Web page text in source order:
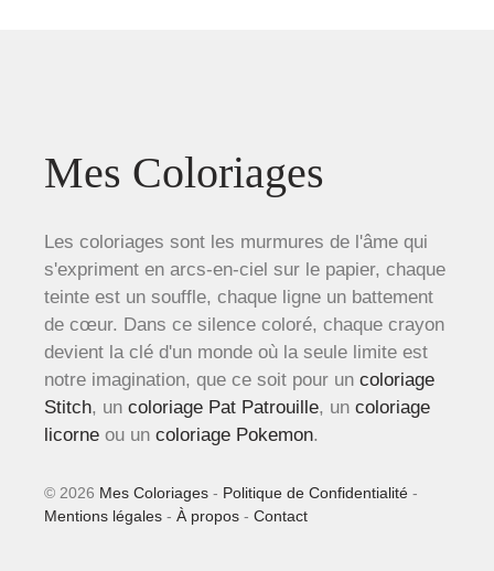
Mes Coloriages
Les coloriages sont les murmures de l'âme qui
s'expriment en arcs-en-ciel sur le papier, chaque
teinte est un souffle, chaque ligne un battement
de cœur. Dans ce silence coloré, chaque crayon
devient la clé d'un monde où la seule limite est
notre imagination, que ce soit pour un coloriage
Stitch, un coloriage Pat Patrouille, un coloriage
licorne ou un coloriage Pokemon.
© 2026 Mes Coloriages - Politique de Confidentialité -
Mentions légales - À propos - Contact